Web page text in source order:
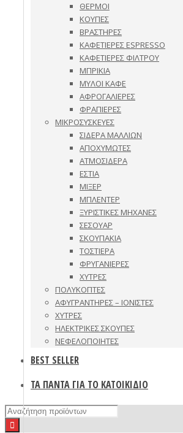
ΘΕΡΜΟΙ
ΚΟΥΠΕΣ
ΒΡΑΣΤΗΡΕΣ
ΚΑΦΕΤΙΕΡΕΣ ESPRESSO
ΚΑΦΕΤΙΕΡΕΣ ΦΙΛΤΡΟΥ
ΜΠΡΙΚΙΑ
ΜΥΛΟΙ ΚΑΦΕ
ΑΦΡΟΓΑΛΙΕΡΕΣ
ΦΡΑΠΙΕΡΕΣ
ΜΙΚΡΟΣΥΣΚΕΥΕΣ
ΣΙΔΕΡΑ ΜΑΛΛΙΩΝ
ΑΠΟΧΥΜΩΤΕΣ
ΑΤΜΟΣΙΔΕΡΑ
ΕΣΤΙΑ
ΜΙΞΕΡ
ΜΠΛΕΝΤΕΡ
ΞΥΡΙΣΤΙΚΕΣ ΜΗΧΑΝΕΣ
ΣΕΣΟΥΑΡ
ΣΚΟΥΠΑΚΙΑ
ΤΟΣΤΙΕΡΑ
ΦΡΥΓΑΝΙΕΡΕΣ
ΧΥΤΡΕΣ
ΠΟΛΥΚΟΠΤΕΣ
ΑΦΥΓΡΑΝΤΗΡΕΣ – ΙΟΝΙΣΤΕΣ
ΧΥΤΡΕΣ
ΗΛΕΚΤΡΙΚΕΣ ΣΚΟΥΠΕΣ
ΝΕΦΕΛΟΠΟΙΗΤΕΣ
BEST SELLER
ΤΑ ΠΑΝΤΑ ΓΙΑ ΤΟ ΚΑΤΟΙΚΙΔΙΟ